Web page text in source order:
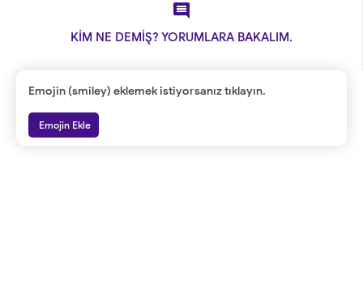

KİM NE DEMİŞ? YORUMLARA BAKALIM.
Emojin (smiley) eklemek istiyorsanız tıklayın.
Emojin Ekle